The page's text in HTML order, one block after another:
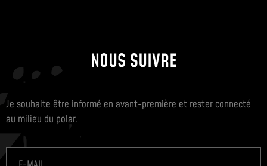
NOUS SUIVRE
Je souhaite être informé en avant-première et rester connecté
au milieu du polar.